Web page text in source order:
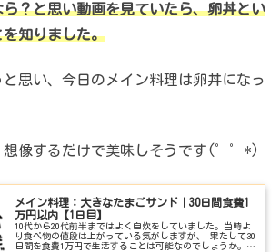
？と思い動画を見ていたら、卵丼とい
知りました。
思い、今日のメイン料理は卵丼になっ
想像するだけで美味しそうです(゜゜*)
メイン料理：大きなたまごサンド｜30日間食費1
万円以内【1日目】
10代から20代前半まではよく自炊をしていました。当時よ
り食べ物の値段は上がっている気がしますが、 果たして30
日間を食費1万円で生活することは可能なのでしょうか。